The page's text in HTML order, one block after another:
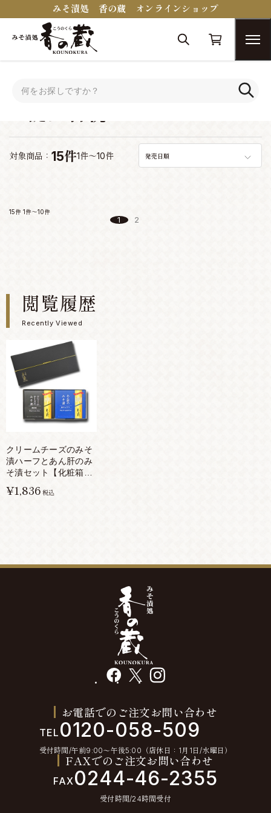
みそ漬処 香の蔵 オンラインショップ
対象商品： 15件1件～10件 発売日順
15件 1件～10件
1 2
閲覧履歴
Recently Viewed
クリームチーズのみそ
漬ハーフとあん肝のみ
そ漬セット【化粧箱
¥1,836 税込
facebook instagram
お電話でのご注文お問い合わせ
TEL 0120-058-509
受付時間/午前9:00〜午後5:00（店休日：1月1日/水曜日）
FAXでのご注文お問い合わせ
FAX0244-46-2355
受付時間/24時間受付